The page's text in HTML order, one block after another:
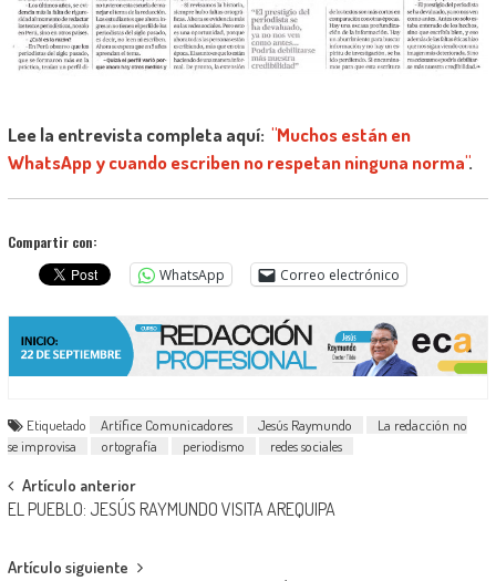
Lee la entrevista completa aquí: "Muchos están en
WhatsApp y cuando escriben no respetan ninguna norma".
Compartir con:
WhatsApp
Correo electrónico
Etiquetado Artífice Comunicadores Jesús Raymundo
La redacción no
se improvisa
ortografía periodismo redes sociales
Navegación
de
entradas
Artículo anterior
EL PUEBLO: JESÚS RAYMUNDO VISITA AREQUIPA
Artículo siguiente